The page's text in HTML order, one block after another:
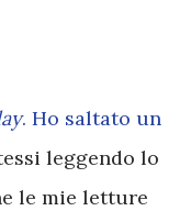
. Ho saltato un
leggendo lo
le mie letture